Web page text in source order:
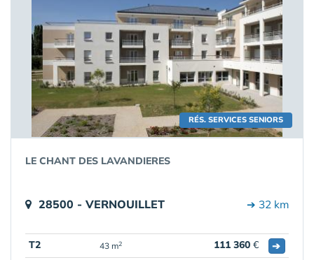
RÉS. SERVICES SENIORS
LE CHANT DES LAVANDIERES
28500 - VERNOUILLET ➔ 32 km
T2 43 m2 111 360 € ➔